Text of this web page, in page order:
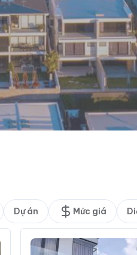
Dự án Mức giá